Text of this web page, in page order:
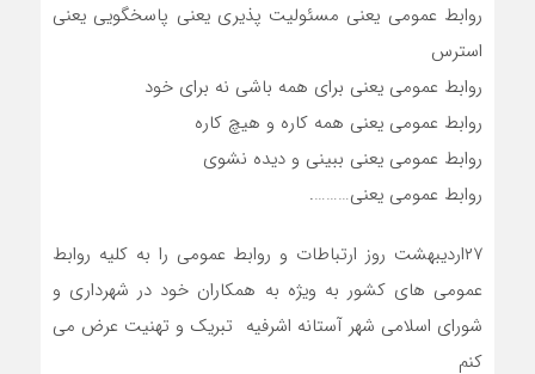
روابط عمومی یعنی مسئولیت پذیری یعنی پاسخگویی یعنی
استرس
روابط عمومی یعنی برای همه باشی نه برای خود
روابط عمومی یعنی همه کاره و هیچ کاره
روابط عمومی یعنی ببینی و دیده نشوی
روابط عمومی یعنی……….
۲۷اردیبهشت روز ارتباطات و روابط عمومی را به کلیه روابط
عمومی های کشور به ویژه به همکاران خود در شهرداری و
شورای اسلامی شهر آستانه اشرفیه تبریک و تهنیت عرض می
کنم